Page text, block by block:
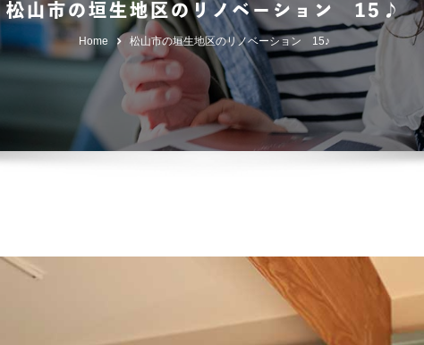
松山市の垣生地区のリノベーション 15♪
Home 松山市の垣生地区のリノベーション 15♪